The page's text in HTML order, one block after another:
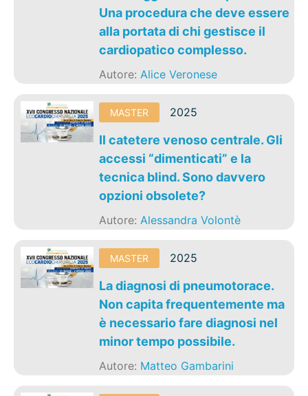
Una procedura che deve essere
alla portata di chi gestisce il
cardiopatico complesso.
Autore:Alice Veronese
MASTER 2025
Il catetere venoso centrale. Gli
accessi “dimenticati” e la
tecnica blind. Sono davvero
opzioni obsolete?
Autore:Alessandra Volontè
MASTER 2025
La diagnosi di pneumotorace.
Non capita frequentemente ma
è necessario fare diagnosi nel
minor tempo possibile.
Autore: Matteo Gambarini